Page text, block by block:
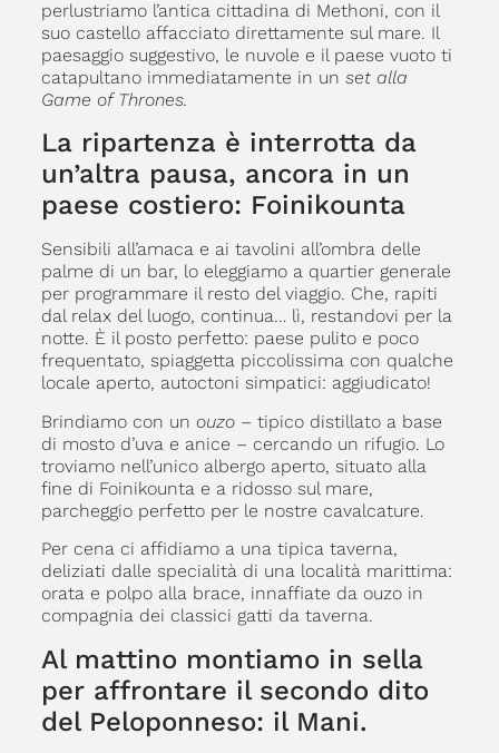
perlustriamo l’antica cittadina di Methoni, con il
suo castello affacciato direttamente sul mare. Il
paesaggio suggestivo, le nuvole e il paese vuoto ti
catapultano immediatamente in un set alla
Game of Thrones.
La ripartenza è interrotta da
un’altra pausa, ancora in un
paese costiero: Foinikounta
Sensibili all’amaca e ai tavolini all’ombra delle
palme di un bar, lo eleggiamo a quartier generale
per programmare il resto del viaggio. Che, rapiti
dal relax del luogo, continua… lì, restandovi per la
notte. È il posto perfetto: paese pulito e poco
frequentato, spiaggetta piccolissima con qualche
locale aperto, autoctoni simpatici: aggiudicato!
Brindiamo con un ouzo– tipico distillato a base
di mosto d’uva e anice – cercando un rifugio. Lo
troviamo nell’unico albergo aperto, situato alla
fine di Foinikounta e a ridosso sul mare,
parcheggio perfetto per le nostre cavalcature.
Per cena ci affidiamo a una tipica taverna,
deliziati dalle specialità di una località marittima:
orata e polpo alla brace, innaffiate da ouzo in
compagnia dei classici gatti da taverna.
Al mattino montiamo in sella
per affrontare il secondo dito
del Peloponneso: il Mani.